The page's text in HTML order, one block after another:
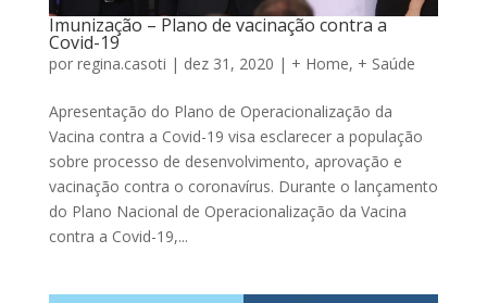
Imunização – Plano de vacinação contra a
Covid-19
por regina.casoti | dez 31, 2020 | + Home, + Saúde
Apresentação do Plano de Operacionalização da
Vacina contra a Covid-19 visa esclarecer a população
sobre processo de desenvolvimento, aprovação e
vacinação contra o coronavírus. Durante o lançamento
do Plano Nacional de Operacionalização da Vacina
contra a Covid-19,...